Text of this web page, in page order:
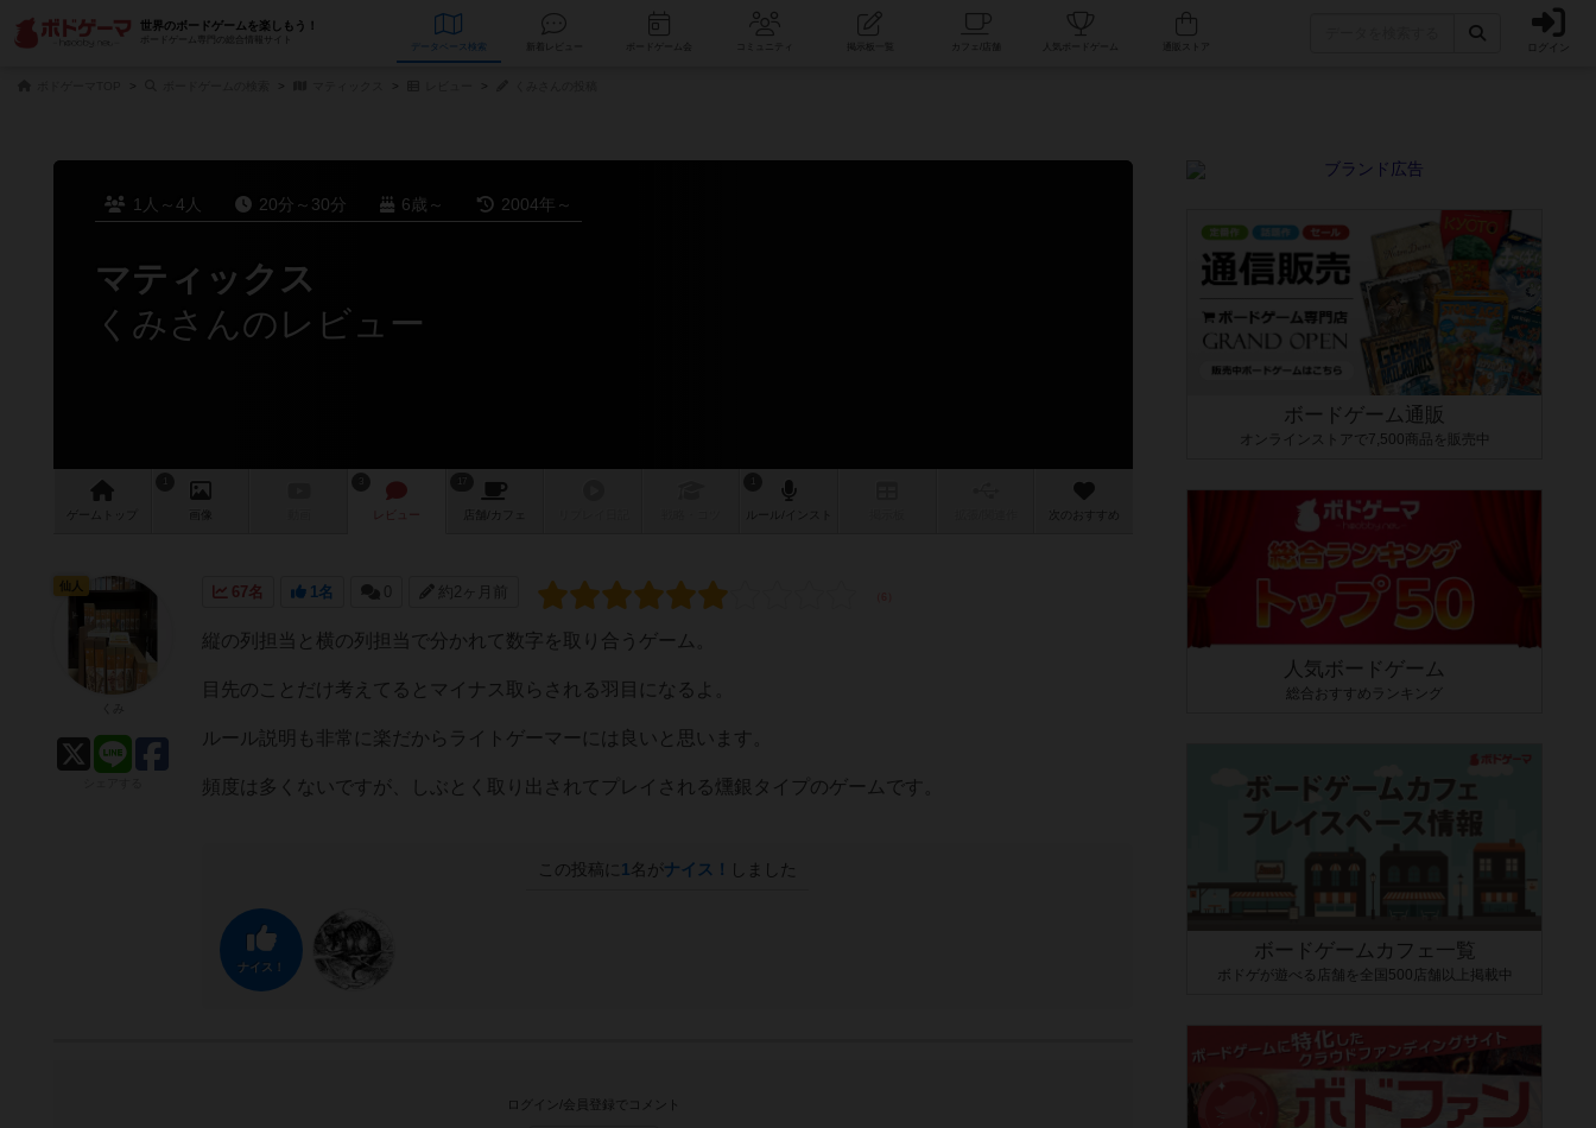
世界のボードゲームを楽しもう！
ボードゲーム専門の総合情報サイト
データベース コミュニティ 人気ボードゲーム ログイン
1人～4人 20分～30分 6歳～ 2004年～
マティックス
くみさんのレビュー
ゲーム 画像 レビュー 店舗/ カフェ 次のおすすめ
67名 1名 0 約2ヶ月前
縦の列担当と横の列担当で分かれて数字を取り合うゲーム。
目先のことだけ考えてるとマイナス取らされる羽目になるよ。
ルール説明も非常に楽だからライトゲーマーには良いと思います。
頻度は多くないですが、しぶとく取り出されてプレイされる燻銀タイプのゲームです。
この投稿に 1 名がナイス！ しました
ナイス！
仙人
ログイン/会員登録でコメント
ボードゲーム通販
オンラインストアで7,500商品を販売中
人気ボードゲーム
総合おすすめランキング
ボードゲームカフェ一覧
ボドゲが遊べる店舗を全国500店舗以上掲載中